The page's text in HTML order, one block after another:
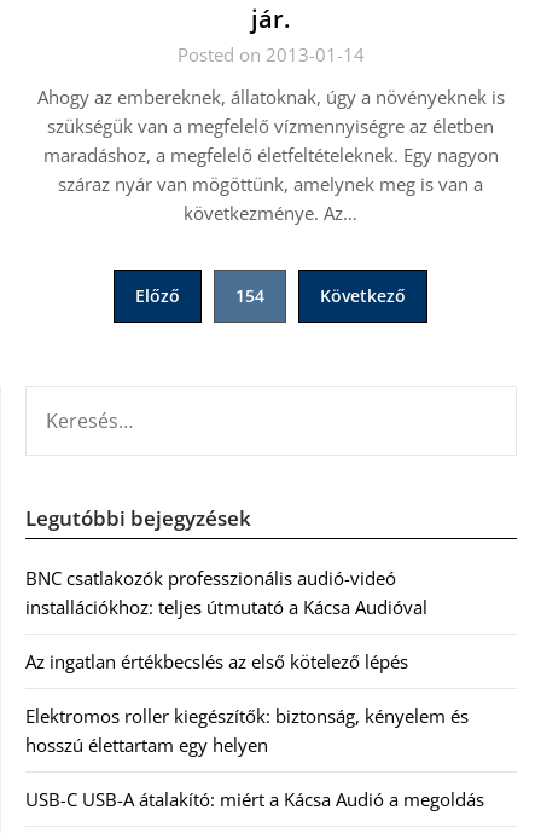
jár.
Posted on 2013-01-14
Ahogy az embereknek, állatoknak, úgy a növényeknek is
szükségük van a megfelelő vízmennyiségre az életben
maradáshoz, a megfelelő életfeltételeknek. Egy nagyon
száraz nyár van mögöttünk, amelynek meg is van a
következménye. Az…
Bejegyzések
lapozása
Előző 154 Következő
Legutóbbi bejegyzések
BNC csatlakozók professzionális audió-videó
installációkhoz: teljes útmutató a Kácsa Audióval
Az ingatlan értékbecslés az első kötelező lépés
Elektromos roller kiegészítők: biztonság, kényelem és
hosszú élettartam egy helyen
USB-C USB-A átalakító: miért a Kácsa Audió a megoldás